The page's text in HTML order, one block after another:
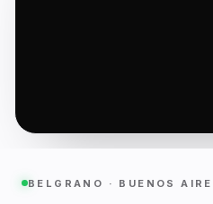
BELGRANO · BUENOS